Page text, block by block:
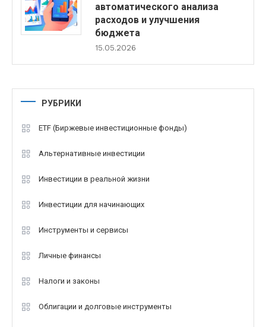
автоматического анализа
расходов и улучшения
бюджета
15.05.2026
РУБРИКИ
ETF (Биржевые инвестиционные фонды)
Альтернативные инвестиции
Инвестиции в реальной жизни
Инвестиции для начинающих
Инструменты и сервисы
Личные финансы
Налоги и законы
Облигации и долговые инструменты